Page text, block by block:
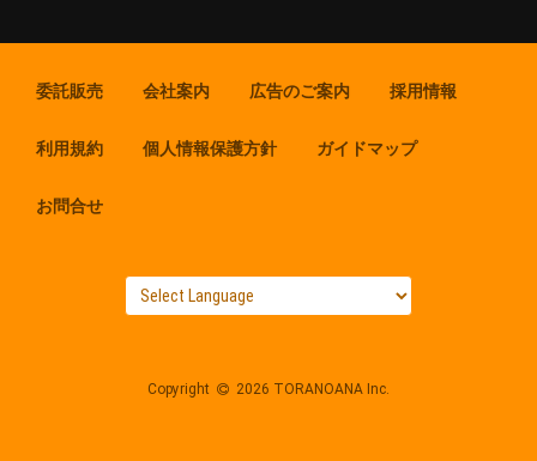
委託販売 会社案内 広告のご案内 採用情報
利用規約 個人情報保護方針 ガイドマップ
お問合せ
Copyright 2026 TORANOANA Inc.